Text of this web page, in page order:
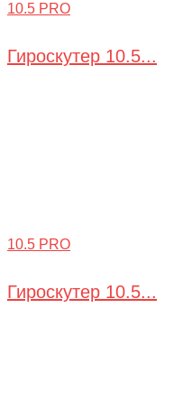
10.5 PRO
Гироскутер 10.5...
10.5 PRO
Гироскутер 10.5...